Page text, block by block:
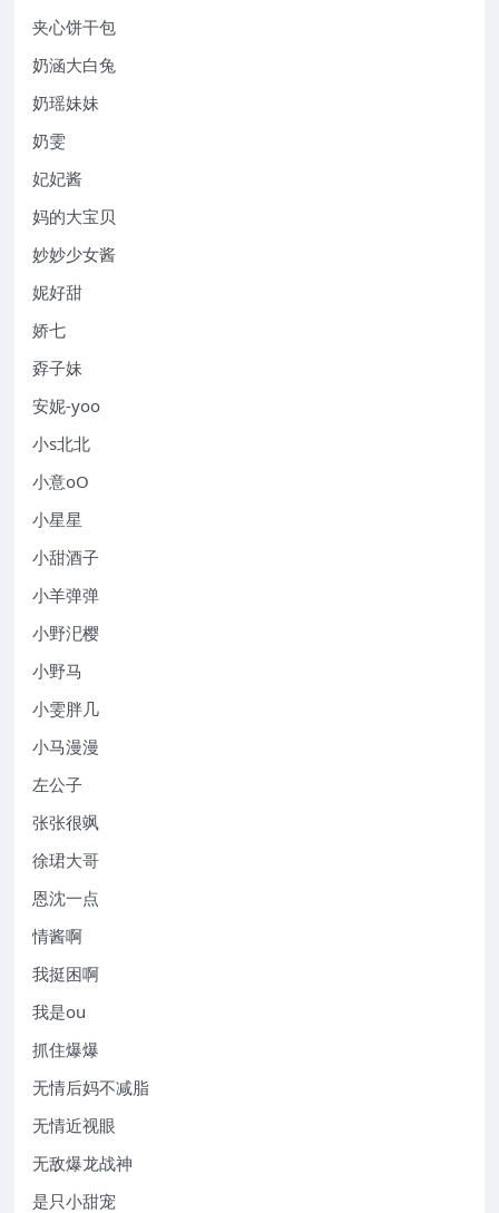
夹心饼干包
奶涵大白兔
奶瑶妹妹
奶雯
妃妃酱
妈的大宝贝
妙妙少女酱
妮好甜
娇七
孬子妹
安妮-yoo
小s北北
小意oO
小星星
小甜酒子
小羊弹弹
小野汜樱
小野马
小雯胖几
小马漫漫
左公子
张张很飒
徐珺大哥
恩沈一点
情酱啊
我挺困啊
我是ou
抓住爆爆
无情后妈不减脂
无情近视眼
无敌爆龙战神
是只小甜宠